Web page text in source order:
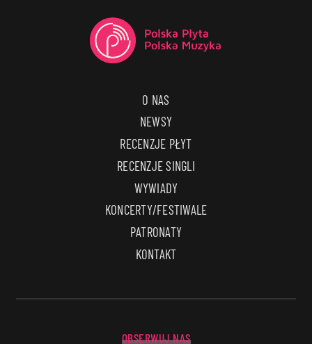
O NAS
NEWSY
RECENZJE PŁYT
RECENZJE SINGLI
WYWIADY
KONCERTY/FESTIWALE
PATRONATY
KONTAKT
OBSERWUJ NAS